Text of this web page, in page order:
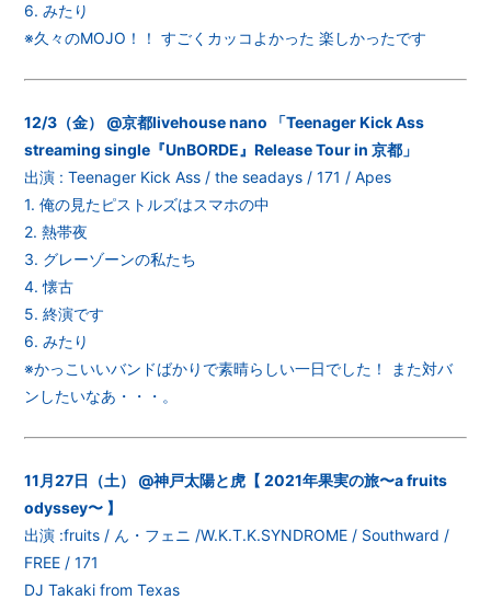
6. みたり
※久々のMOJO！！ すごくカッコよかった 楽しかったです
12/3（金） @京都livehouse nano 「Teenager Kick Ass
streaming single『UnBORDE』Release Tour in 京都」
出演 : Teenager Kick Ass / the seadays / 171 / Apes
1. 俺の見たピストルズはスマホの中
2. 熱帯夜
3. グレーゾーンの私たち
4. 懐古
5. 終演です
6. みたり
※かっこいいバンドばかりで素晴らしい一日でした！ また対バ
ンしたいなあ・・・。
11月27日（土） @神戸太陽と虎【 2021年果実の旅〜a fruits
odyssey〜 】
出演 :fruits / ん・フェニ /W.K.T.K.SYNDROME / Southward /
FREE / 171
DJ Takaki from Texas